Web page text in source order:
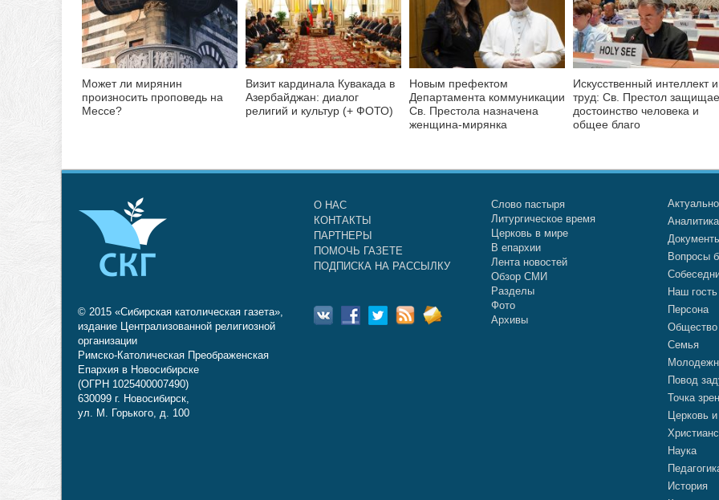
Может ли мирянин
произносить проповедь на
Мессе?
Визит кардинала Кувакада в
Азербайджан: диалог
религий и культур (+ ФОТО)
Новым префектом
Департамента коммуникации
Св. Престола назначена
женщина-мирянка
Искусственный интеллект и
труд: Св. Престол
достоинство человека и
общее благо
© 2015 «Сибирская католическая газета»,
издание Централизованной религиозной
организации
Римско-Католическая Преображенская
Епархия в Новосибирске
(ОГРН 1025400007490)
630099 г. Новосибирск,
ул. М. Горького, д. 100
О НАС
КОНТАКТЫ
ПАРТНЕРЫ
ПОМОЧЬ ГАЗЕТЕ
ПОДПИСКА НА РАССЫЛКУ
Слово пастыря
Литургическое время
Церковь в мире
В епархии
Лента новостей
Обзор СМИ
Разделы
Фото
Архивы
Актуально
Аналитика
Вопросы
Наш гость
Персона
Общество
Семья
Повод
Точка
Церковь
Наука
История